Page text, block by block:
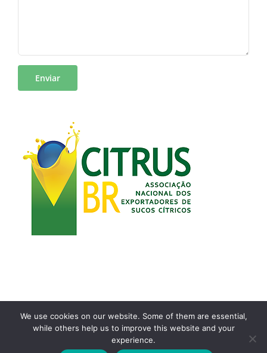
Copyright 2021 | Desenvolvido por Airton Toyansk
We use cookies on our website. Some of them are essential,
while others help us to improve this website and your
experience.